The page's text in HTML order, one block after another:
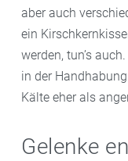
aber auch
ein
werden, tun’s
in der
Kälte eher als
Gelenke